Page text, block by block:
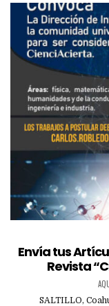
Envía tus
Revista
SALTILLO,